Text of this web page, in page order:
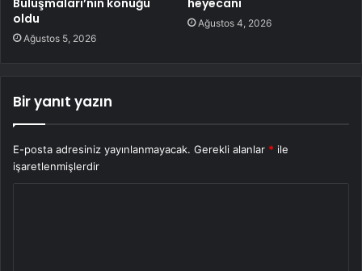
Buluşmaları’nın konuğu
oldu
Ağustos 5, 2026
heyecanı
Ağustos 4, 2026
Bir yanıt yazın
E-posta adresiniz yayınlanmayacak. Gerekli alanlar * ile
işaretlenmişlerdir